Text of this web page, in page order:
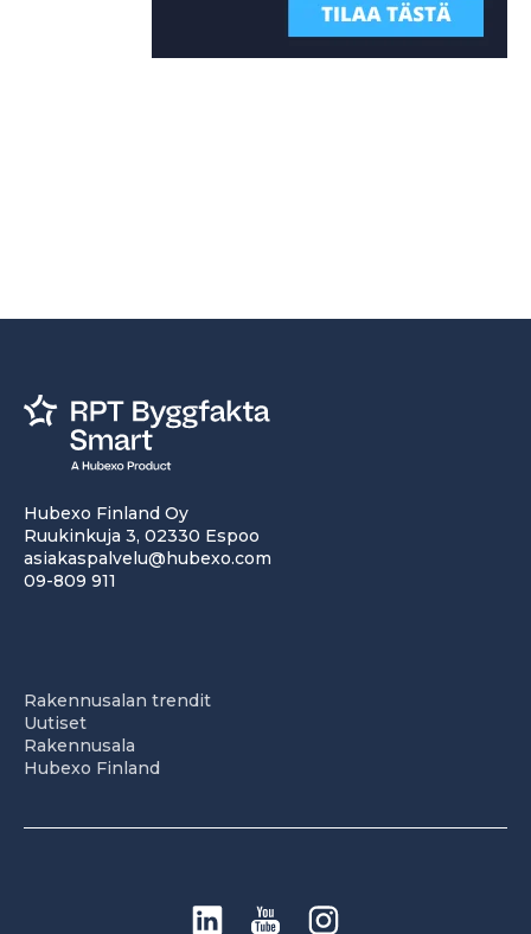
Hubexo Finland Oy
Ruukinkuja 3, 02330 Espoo
asiakaspalvelu@hubexo.com
09-809 911
Rakennusalan trendit
Uutiset
Rakennusala
Hubexo Finland